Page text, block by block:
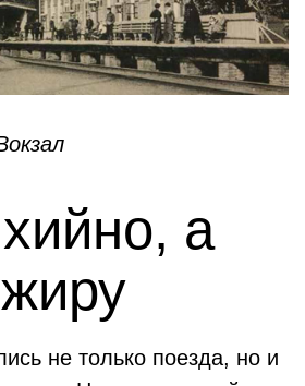
а
не только поезда, но и